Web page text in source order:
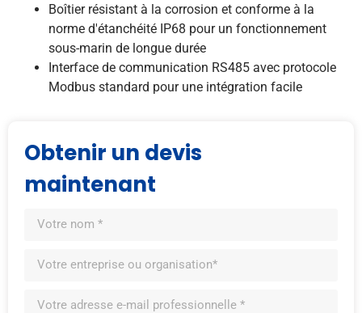
Boîtier résistant à la corrosion et conforme à la
norme d'étanchéité IP68 pour un fonctionnement
sous-marin de longue durée
Interface de communication RS485 avec protocole
Modbus standard pour une intégration facile
Obtenir un devis
maintenant